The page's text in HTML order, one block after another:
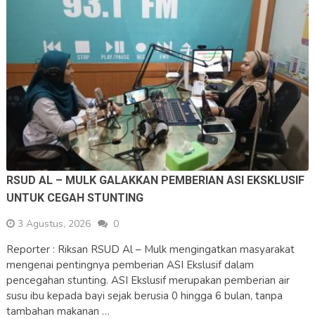
RSUD AL – MULK GALAKKAN PEMBERIAN ASI EKSKLUSIF
UNTUK CEGAH STUNTING
3 Agustus, 2026
0
Reporter : Riksan RSUD Al – Mulk mengingatkan masyarakat
mengenai pentingnya pemberian ASI Ekslusif dalam
pencegahan stunting. ASI Ekslusif merupakan pemberian air
susu ibu kepada bayi sejak berusia 0 hingga 6 bulan, tanpa
tambahan makanan …